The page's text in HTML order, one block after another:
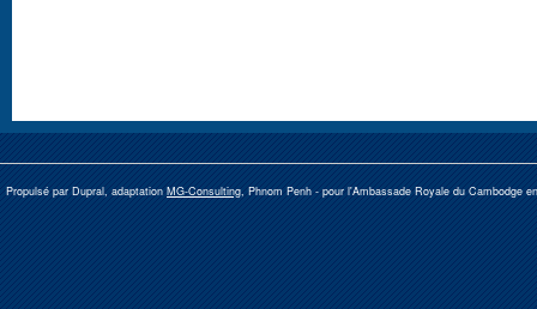
Propulsé par Dupral, adaptation MG-Consulting, Phnom Penh - pour l'Ambassade Royale du Cambodge